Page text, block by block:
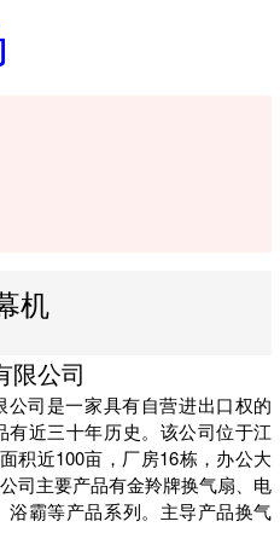
机
限公司
司是一家具有自营进出口权的
近三十年历史。该公司位于江
积近100亩，厂房16栋，办公大
司主要产品有金羚牌换气扇、电
浴霸等产品系列。主导产品换气